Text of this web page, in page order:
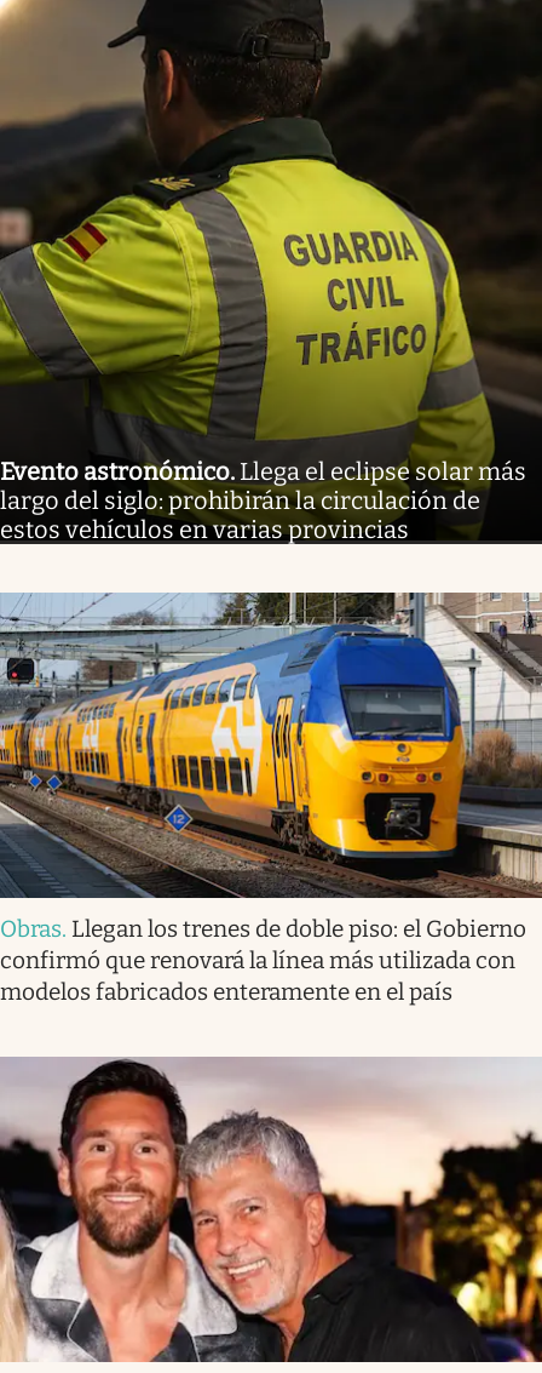
Evento astronómico. Llega el eclipse solar más
largo del siglo: prohibirán la circulación de
estos vehículos en varias provincias
Obras. Llegan los trenes de doble piso: el Gobierno
confirmó que renovará la línea más utilizada con
modelos fabricados enteramente en el país